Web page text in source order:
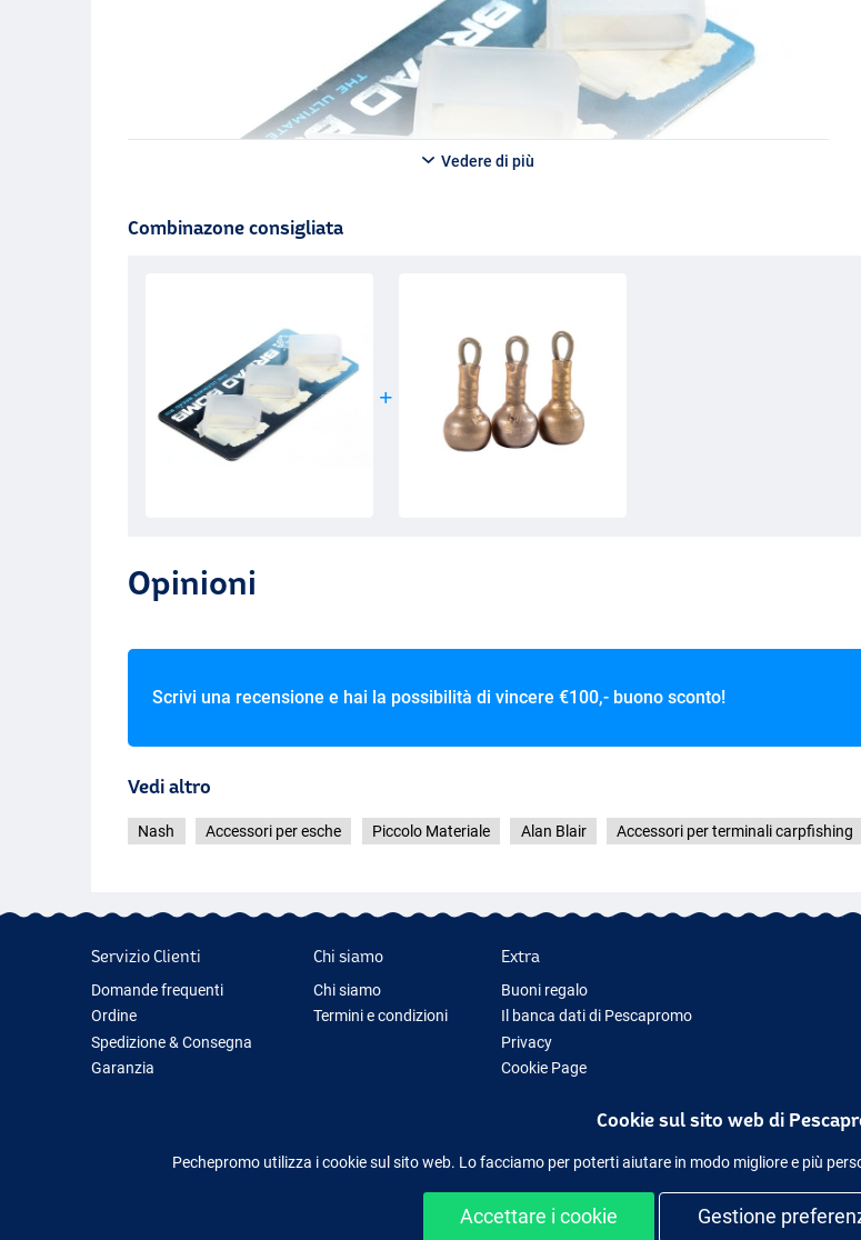
Vedere di più
Combinazone consigliata
Opinioni
Scrivi una recensione e hai la possibilità di vincere €100,- buono sconto!
Vedi altro
Nash Accessori per esche Piccolo Materiale Alan Blair Accessori per terminali carpfishing
Servizio Clienti
Domande frequenti
Ordine
Spedizione & Consegna
Garanzia
Chi siamo
Chi siamo
Termini e condizioni
Extra
Buoni regalo
Il banca dati di Pescapromo
Privacy
Cookie Page
Nuova Attrezzatura da Pesca
Cookie sul sito web di
Pechepromo utilizza i cookie sul sito web. Lo facciamo per poterti aiutare in modo migliore e più
Accettare i cookie Gestione